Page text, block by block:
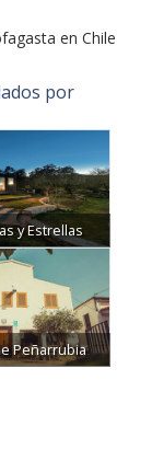
en Chile
por
y Estrellas
Peñarrubia